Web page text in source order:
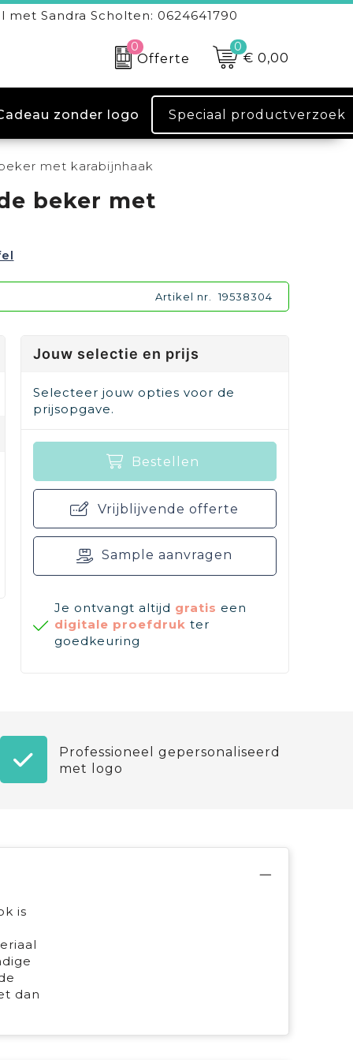
met Sandra Scholten: 0624641790
0
Offerte
0
€ 0,00
zonder logo Speciaal productverzoek
met karabijnhaak
beker met
Artikel nr.19538304
Jouw selectie en prijs
Selecteer jouw opties voor de
prijsopgave.
Bestellen
Vrijblijvende offerte
Sample aanvragen
Je ontvangt altijd gratis een
digitale proefdruk ter
goedkeuring
Professioneel gepersonaliseerd
met logo
is
dan